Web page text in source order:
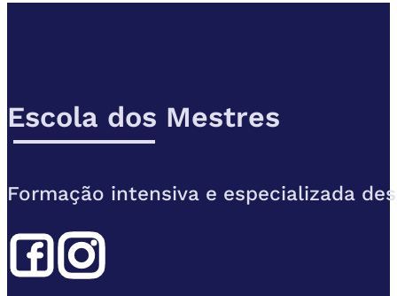
Escola dos Mestres
Formação intensiva e especializada